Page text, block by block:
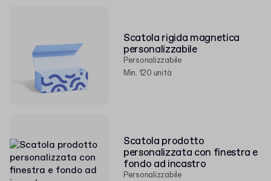
Scatola rigida magnetica
personalizzabile
Personalizzabile
Min. 120 unità
Scatola prodotto
personalizzata con finestra e
fondo ad incastro
Personalizzabile